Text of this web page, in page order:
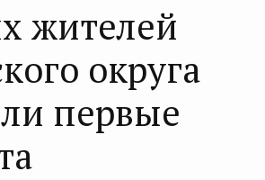
жителей
округа
первые